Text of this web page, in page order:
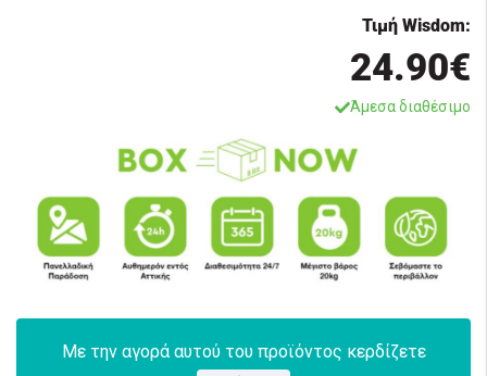
Τιμή Wisdom:
24.90€
Άμεσα διαθέσιμο
Με την αγορά αυτού του προϊόντος κερδίζετε